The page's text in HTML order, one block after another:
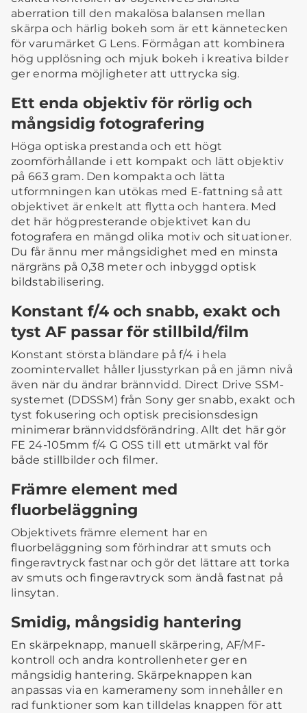
aberration till den makalösa balansen mellan
skärpa och härlig bokeh som är ett kännetecken
för varumärket G Lens. Förmågan att kombinera
hög upplösning och mjuk bokeh i kreativa bilder
ger enorma möjligheter att uttrycka sig.
Ett enda objektiv för rörlig och
mångsidig fotografering
Höga optiska prestanda och ett högt
zoomförhållande i ett kompakt och lätt objektiv
på 663 gram. Den kompakta och lätta
utformningen kan utökas med E-fattning så att
objektivet är enkelt att flytta och hantera. Med
det här högpresterande objektivet kan du
fotografera en mängd olika motiv och situationer.
Du får ännu mer mångsidighet med en minsta
närgräns på 0,38 meter och inbyggd optisk
bildstabilisering.
Konstant f/4 och snabb, exakt och
tyst AF passar för stillbild/film
Konstant största bländare på f/4 i hela
zoomintervallet håller ljusstyrkan på en jämn nivå
även när du ändrar brännvidd. Direct Drive SSM-
systemet (DDSSM) från Sony ger snabb, exakt och
tyst fokusering och optisk precisionsdesign
minimerar brännviddsförändring. Allt det här gör
FE 24-105mm f/4 G OSS till ett utmärkt val för
både stillbilder och filmer.
Främre element med
fluorbeläggning
Objektivets främre element har en
fluorbeläggning som förhindrar att smuts och
fingeravtryck fastnar och gör det lättare att torka
av smuts och fingeravtryck som ändå fastnat på
linsytan.
Smidig, mångsidig hantering
En skärpeknapp, manuell skärpering, AF/MF-
kontroll och andra kontrollenheter ger en
mångsidig hantering. Skärpeknappen kan
anpassas via en kamerameny som innehåller en
rad funktioner som kan tilldelas knappen för att